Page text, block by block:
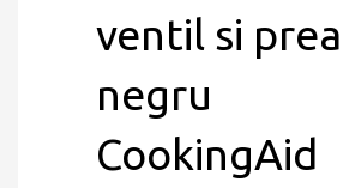
ventil si
negru
CookingAid